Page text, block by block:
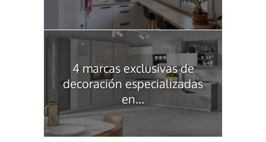
4 marcas exclusivas de
decoración especializadas
en...